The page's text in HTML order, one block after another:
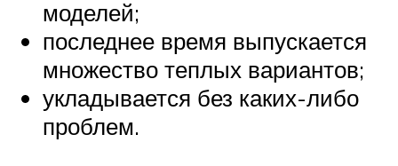
моделей;
последнее время выпускается
множество теплых вариантов;
укладывается без каких-либо
проблем.